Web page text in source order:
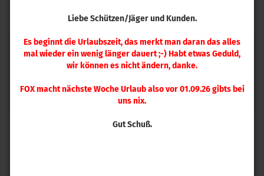
Liebe Schützen/Jäger und Kunden.
Es beginnt die Urlaubszeit, das merkt man daran das alles
mal wieder ein wenig länger dauert ;-) Habt etwas Geduld,
wir können es nicht ändern, danke.
FOX macht nächste Woche Urlaub also vor 01.09.26 gibts bei
uns nix.
Gut Schuß.
Matrizensatz Kurzwaffe Matrizensatz Langwaffe